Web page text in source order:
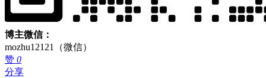
博主微信：
mozhu12121（微信）
赞 0
分享